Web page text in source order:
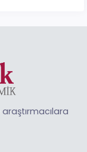
araştırmacılara